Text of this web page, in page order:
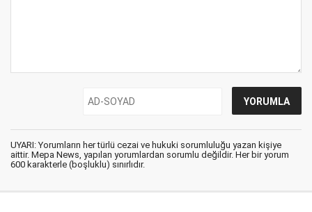
UYARI: Yorumların her türlü cezai ve hukuki sorumluluğu yazan kişiye
aittir. Mepa News, yapılan yorumlardan sorumlu değildir. Her bir yorum
600 karakterle (boşluklu) sınırlıdır.